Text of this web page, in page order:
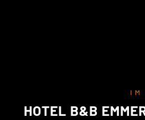
IM
HOTEL B&B